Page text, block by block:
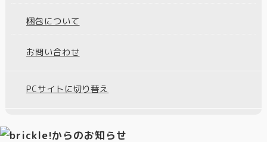
梱包について
お問い合わせ
PCサイトに切り替え